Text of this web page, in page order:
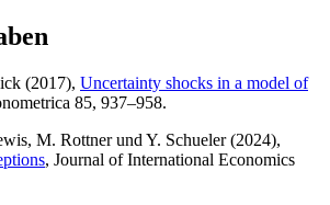
(2017), Uncertainty shocks in a model of
85, 937–958.
M. Rottner und Y. Schueler (2024),
, Journal of International Economics